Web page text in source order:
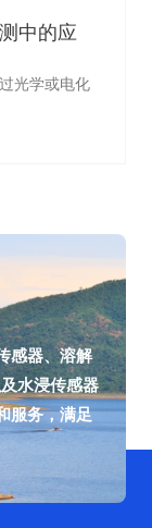
中的应
光学或电化
感器、溶解
水浸传感器
服务，满足